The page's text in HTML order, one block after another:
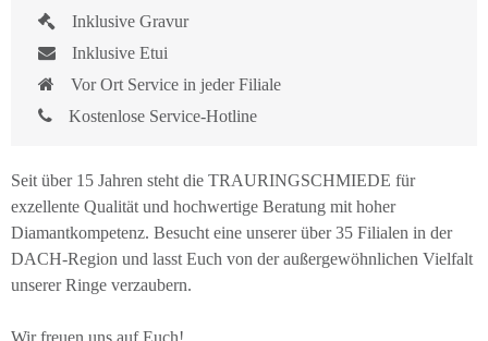
Inklusive Gravur
Inklusive Etui
Vor Ort Service in jeder Filiale
Kostenlose Service-Hotline
Seit über 15 Jahren steht die TRAURINGSCHMIEDE für
exzellente Qualität und hochwertige Beratung mit hoher
Diamantkompetenz. Besucht eine unserer über 35 Filialen in der
DACH-Region und lasst Euch von der außergewöhnlichen Vielfalt
unserer Ringe verzaubern.
Wir freuen uns auf Euch!